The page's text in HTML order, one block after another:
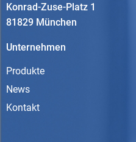
Konrad-Zuse-Platz 1
81829 München
Unternehmen
Produkte
News
Kontakt